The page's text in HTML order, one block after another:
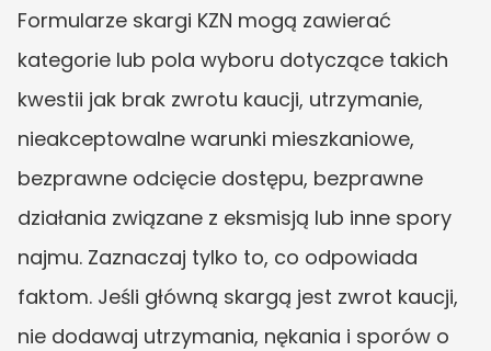
Formularze skargi KZN mogą zawierać
kategorie lub pola wyboru dotyczące takich
kwestii jak brak zwrotu kaucji, utrzymanie,
nieakceptowalne warunki mieszkaniowe,
bezprawne odcięcie dostępu, bezprawne
działania związane z eksmisją lub inne spory
najmu. Zaznaczaj tylko to, co odpowiada
faktom. Jeśli główną skargą jest zwrot kaucji,
nie dodawaj utrzymania, nękania i sporów o